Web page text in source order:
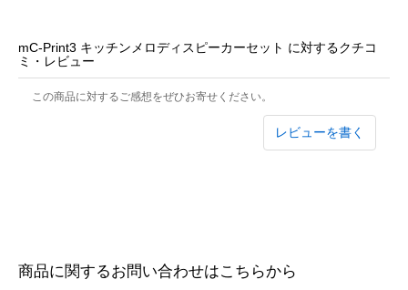
mC-Print3 キッチンメロディスピーカーセット に対するクチコ
ミ・レビュー
この商品に対するご感想をぜひお寄せください。
レビューを書く
商品に関するお問い合わせはこちらから